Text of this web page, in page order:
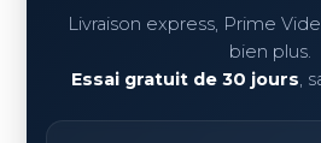
Livraison express, Prime
bien plus.
Essai gratuit de 30 jours,